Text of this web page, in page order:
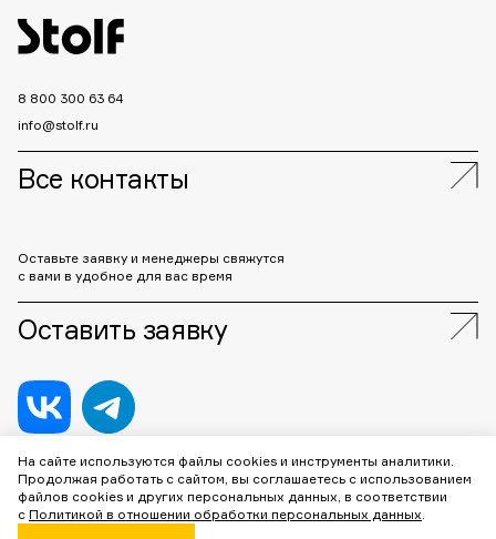
8 800 300 63 64
info@stolf.ru
Все контакты
Оставьте заявку и менеджеры свяжутся
с вами в удобное для вас время
Оставить заявку
ООО «Штольф» 2026
г. Москва, Каширское шоссе, дом 3, корп.2, стр. 2, помещение 1, 6
этаж, офис 651/8/WP
На сайте используются файлы cookies и инструменты аналитики.
Продолжая работать с сайтом, вы соглашаетесь с использованием
файлов cookies и других персональных данных, в соответствии
с Политикой в отношении обработки персональных данных.